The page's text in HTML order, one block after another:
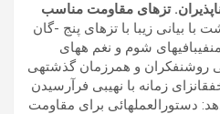
تزھای مقاومت مناسب
سال ٢٠٠١ نوشت با بيانی زيبا با تزھای پنج -گان
شوم و نغم هھای
روشنفکران و ھمرزمان گذشتهی
زمانه با نھيبی فرآرسيدن
دستورالعملھائی برای مقاومت